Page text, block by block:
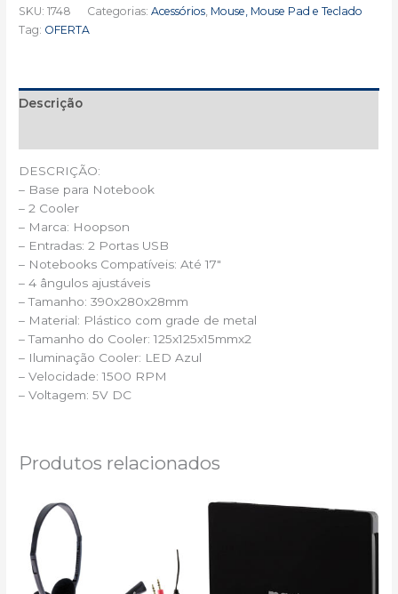
SKU:1748 Categorias:Acessórios, Mouse, Mouse Pad e Teclado
Tag: OFERTA
Descrição
DESCRIÇÃO:
– Base para Notebook
– 2 Cooler
– Marca: Hoopson
– Entradas: 2 Portas USB
– Notebooks Compatíveis: Até 17″
– 4 ângulos ajustáveis
– Tamanho: 390x280x28mm
– Material: Plástico com grade de metal
– Tamanho do Cooler: 125x125x15mmx2
– Iluminação Cooler: LED Azul
– Velocidade: 1500 RPM
– Voltagem: 5V DC
Produtos relacionados